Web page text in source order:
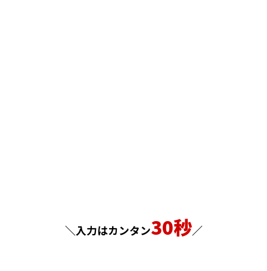
＼入力はカンタン30秒／